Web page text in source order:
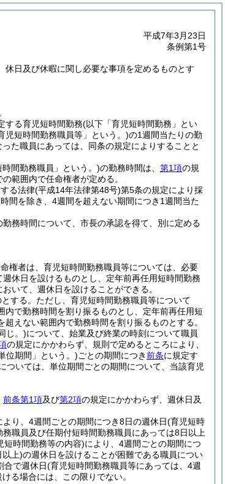
平成7年3月23日
条例第1号
日及び休暇に関し必要な事項を定めるものとす
する育児短時間勤務(以下「育児短時間勤務」とい
児短時間勤務職員等」という。)の1週間当たりの勤
た職員にあっては、同条の規定によりすることと
間勤務職員」という。)の勤務時間は、 第1項の規
範囲内で任命権者が定める。
る法律(平成14年法律第48号)第5条の規定により採
間を除き、4週間を超えない期間につき1週間当た
務時間について、市長の承認を得て、別に定める
権者は、育児短時間勤務職員等については、必要
休日を設けるものとし、定年前再任用短時間勤務
いて、週休日を設けることができる。
する。 ただし、育児短時間勤務職員等について
で勤務時間を割り振るものとし、定年前再任用短
えない範囲内で勤務時間を割り振るものとする。
じ。)について、始業及び終業の時刻について職員
の規定にかかわらず、規則で定めるところにより、
位期間」という。)ごとの期間につき前条に規定す
ついては、単位期間ごとの期間について、当該育児
前条第1項及び第2項の規定にかかわらず、週休日及
り、4週間ごとの期間につき8日の週休日(育児短時
職員及び任期付短時間勤務職員にあっては8日以上
短時間勤務等の内容)により、4週間ごとの期間につ
以上)の週休日を設けることが困難である職員につい
合で週休日(育児短時間勤務職員等にあっては、4週
ける場合には、この限りでない。